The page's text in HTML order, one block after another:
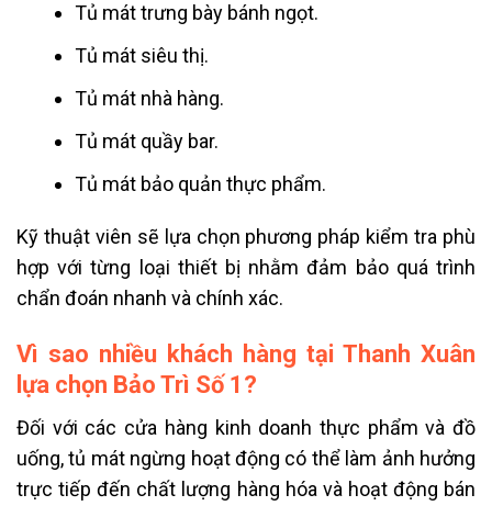
Tủ mát trưng bày bánh ngọt.
Tủ mát siêu thị.
Tủ mát nhà hàng.
Tủ mát quầy bar.
Tủ mát bảo quản thực phẩm.
Kỹ thuật viên sẽ lựa chọn phương pháp kiểm tra phù
hợp với từng loại thiết bị nhằm đảm bảo quá trình
chẩn đoán nhanh và chính xác.
Vì sao nhiều khách hàng tại Thanh Xuân
lựa chọn Bảo Trì Số 1?
Đối với các cửa hàng kinh doanh thực phẩm và đồ
uống, tủ mát ngừng hoạt động có thể làm ảnh hưởng
trực tiếp đến chất lượng hàng hóa và hoạt động bán